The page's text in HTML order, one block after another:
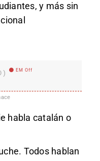
y más sin
EM Off
habla catalán o
Todos hablan